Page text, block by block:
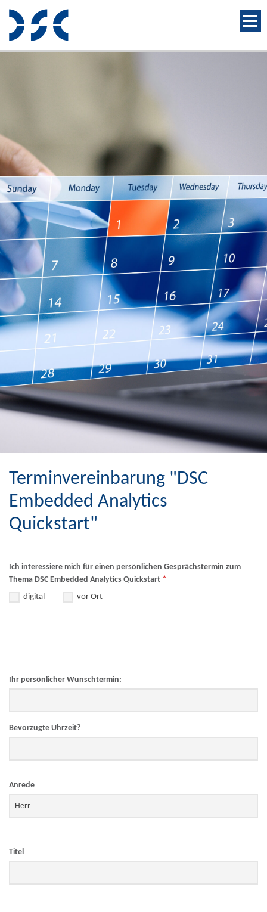
Terminvereinbarung "DSC
Embedded Analytics
Quickstart"
Ich interessiere mich für einen persönlichen Gesprächstermin zum
Thema DSC Embedded Analytics Quickstart *
digital vor Ort
Ihr persönlicher Wunschtermin:
Bevorzugte Uhrzeit?
Anrede
Titel